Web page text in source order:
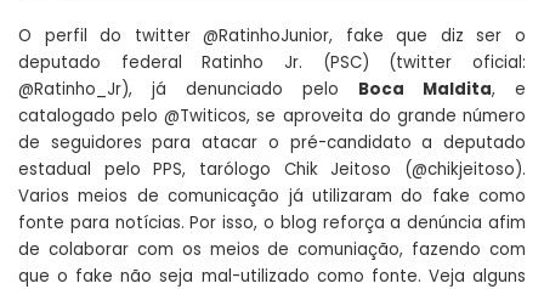
O perfil do twitter@RatinhoJunior, fake que diz ser o
deputado federal Ratinho Jr. (PSC) (twitter oficial:
@Ratinho_Jr), já denunciado pelo Boca Maldita, e
catalogado pelo@Twiticos, se aproveita do grande número
de seguidores para atacar o pré-candidato a deputado
estadual pelo PPS, tarólogo Chik Jeitoso (@chikjeitoso).
Varios meios de comunicação já utilizaram do fake como
fonte para notícias. Por isso, o blog reforça a denúncia afim
de colaborar com os meios de comuniação, fazendo com
que o fake não seja mal-utilizado como fonte. Veja alguns